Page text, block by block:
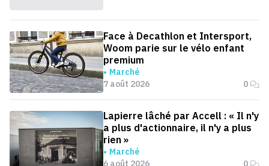
Face à Decathlon et Intersport,
Woom parie sur le vélo enfant
premium
Marché
7 août 2026
0
Lapierre lâché par Accell : « Il n'y
a plus d'actionnaire, il n'y a plus
rien »
Marché
6 août 2026
0